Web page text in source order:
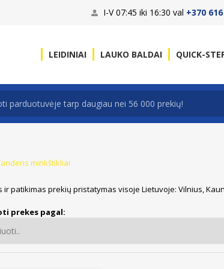
I-V 07:45 iki 16:30 val +370
LEIDINIAI LAUKO BALDAI QUICK-
minkštikliai
ir patikimas prekių pristatymas visoje Lietuvoje: Vilnius,
prekes pagal: